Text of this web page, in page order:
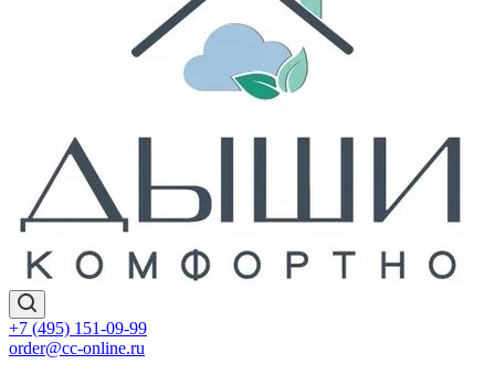
+7 (495) 151-09-99
order@cc-online.ru